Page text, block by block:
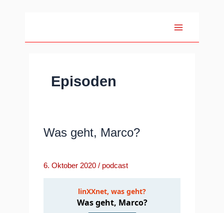
springen
Episoden
Was geht, Marco?
6. Oktober 2020 / podcast